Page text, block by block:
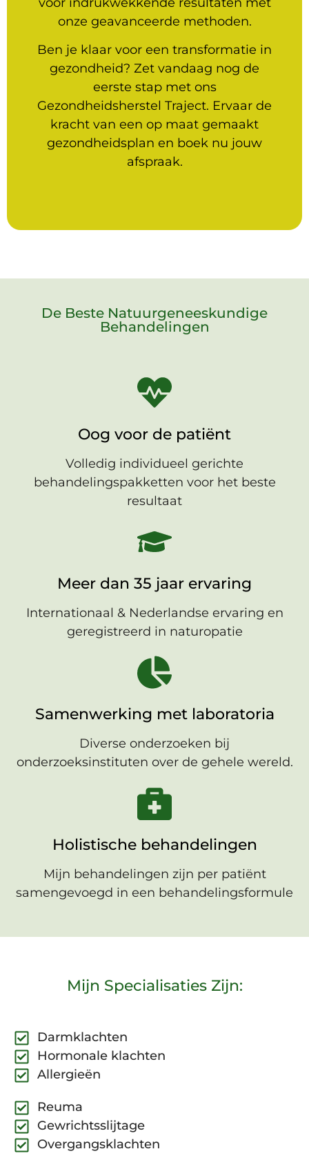
onze geavanceerde methoden.
Ben je klaar voor een transformatie in
gezondheid? Zet vandaag nog de
eerste stap met ons
Gezondheidsherstel Traject. Ervaar de
kracht van een op maat gemaakt
gezondheidsplan en boek nu jouw
afspraak.
De Beste Natuurgeneeskundige
Behandelingen
Oog voor de patiënt
Volledig individueel gerichte
behandelingspakketten voor het beste
resultaat
Meer dan 35 jaar ervaring
Internationaal & Nederlandse ervaring en
geregistreerd in naturopatie
Samenwerking met laboratoria
Diverse onderzoeken bij
onderzoeksinstituten over de gehele wereld.
Holistische behandelingen
Mijn behandelingen zijn per patiënt
samengevoegd in een behandelingsformule
Mijn Specialisaties Zijn:
Darmklachten
Hormonale klachten
Allergieën
Reuma
Gewrichtsslijtage
Overgangsklachten